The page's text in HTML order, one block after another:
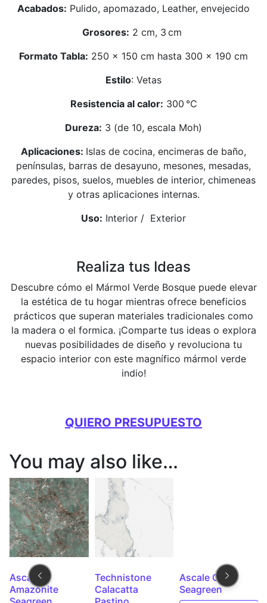
Acabados: Pulido, apomazado, Leather, envejecido
Grosores: 2 cm, 3 cm
Formato Tabla: 250 x 150 cm hasta 300 x 190 cm
Estilo: Vetas
Resistencia al calor: 300 °C
Dureza: 3 (de 10, escala Moh)
Aplicaciones: Islas de cocina, encimeras de baño,
penínsulas, barras de desayuno, mesones, mesadas,
paredes, pisos, suelos, muebles de interior, chimeneas
y otras aplicaciones internas.
Uso: Interior / Exterior
Realiza tus Ideas
Descubre cómo el Mármol Verde Bosque puede elevar
la estética de tu hogar mientras ofrece beneficios
prácticos que superan materiales tradicionales como
la madera o el formica. ¡Comparte tus ideas o explora
nuevas posibilidades de diseño y revoluciona tu
espacio interior con este magnífico mármol verde
indio!
QUIERO PRESUPUESTO
You may also like…
Ascale
Amazonite
Technistone
Calacatta
Ascale Onice
Seagreen